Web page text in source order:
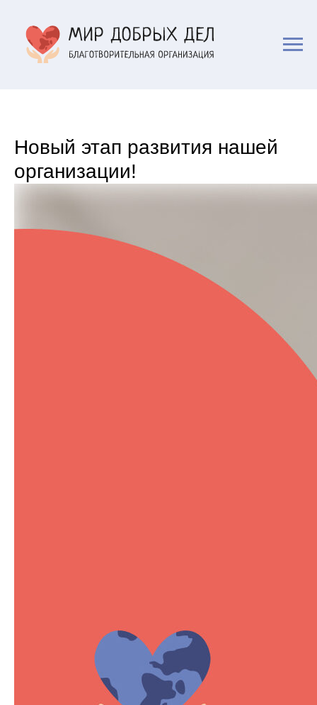
Новый этап развития нашей
организации!